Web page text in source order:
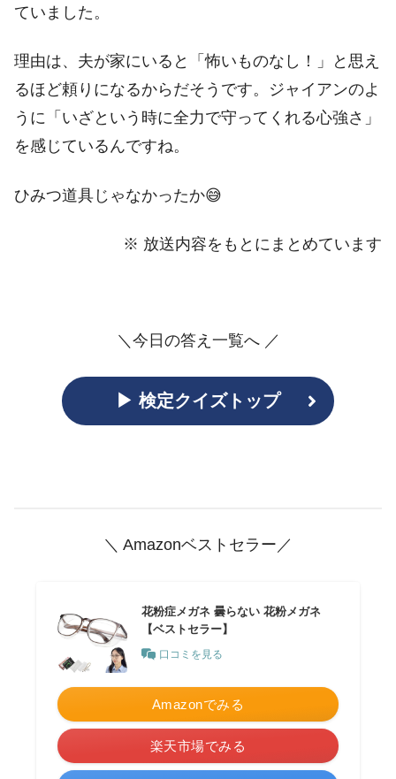
ていました。
理由は、夫が家にいると「怖いものなし！」と思え
るほど頼りになるからだそうです。ジャイアンのよ
うに「いざという時に全力で守ってくれる心強さ」
を感じているんですね。
ひみつ道具じゃなかったか😅
※ 放送内容をもとにまとめています
＼今日の答え一覧へ ／
▶ 検定クイズトップ
＼ Amazonベストセラー／
花粉症メガネ 曇らない 花粉メガネ
【ベストセラー】
口コミを見る
Amazonでみる
楽天市場でみる